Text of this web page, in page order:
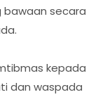
secara
kepada
dan waspada